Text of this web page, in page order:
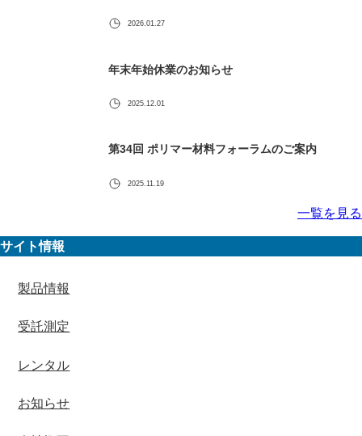
2026.01.27
年末年始休業のお知らせ
2025.12.01
第34回 ポリマー材料フォーラムのご案内
2025.11.19
一覧を見る
サイト情報
製品情報
受託測定
レンタル
お知らせ